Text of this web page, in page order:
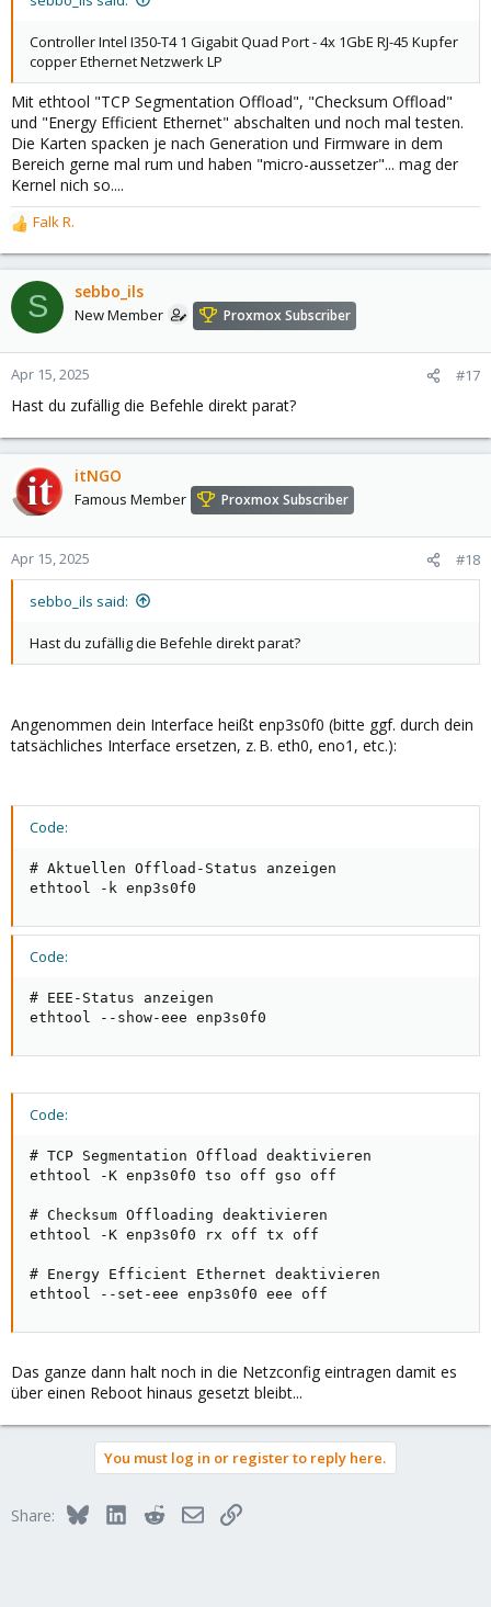
Controller Intel I350-T4 1 Gigabit Quad Port - 4x 1GbE RJ-45 Kupfer
copper Ethernet Netzwerk LP
Mit ethtool "TCP Segmentation Offload", "Checksum Offload"
und "Energy Efficient Ethernet" abschalten und noch mal testen.
Die Karten spacken je nach Generation und Firmware in dem
Bereich gerne mal rum und haben "micro-aussetzer"... mag der
Kernel nich so....
R
e
a
c
t
o
n
:
Falk R.
S sebbo_ils
New Member Proxmox Subscriber
Apr 15, 2025 #17
Hast du zufällig die Befehle direkt parat?
itNGO
Famous Member Proxmox Subscriber
Apr 15, 2025 #18
sebbo_ils said:
Hast du zufällig die Befehle direkt parat?
Angenommen dein Interface heißt enp3s0f0 (bitte ggf. durch dein
tatsächliches Interface ersetzen, z. B. eth0, eno1, etc.):
Code:
# Aktuellen Offload-Status anzeigen
ethtool -k enp3s0f0
Code:
# EEE-Status anzeigen
ethtool --show-eee enp3s0f0
Code:
# TCP Segmentation Offload deaktivieren
ethtool -K enp3s0f0 tso off gso off
# Checksum Offloading deaktivieren
ethtool -K enp3s0f0 rx off tx off
# Energy Efficient Ethernet deaktivieren
ethtool --set-eee enp3s0f0 eee off
Das ganze dann halt noch in die Netzconfig eintragen damit es
über einen Reboot hinaus gesetzt bleibt...
You must log in or register to reply here.
Share: BlueskyLinkedInRedditEmailLink